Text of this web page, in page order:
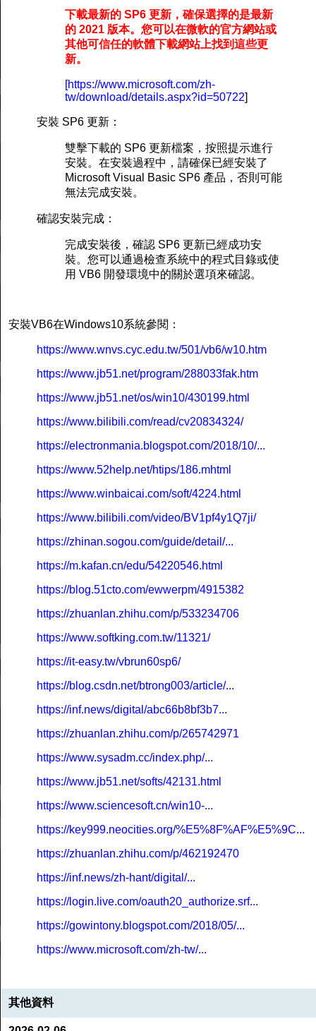
下載最新的 SP6 更新，確保選擇的是最新
的 2021 版本。您可以在微軟的官方網站或
其他可信任的軟體下載網站上找到這些更
新。
[https://www.microsoft.com/zh-
tw/download/details.aspx?id=50722]
安裝 SP6 更新：
雙擊下載的 SP6 更新檔案，按照提示進行
安裝。在安裝過程中，請確保已經安裝了
Microsoft Visual Basic SP6 產品，否則可能
無法完成安裝。
確認安裝完成：
完成安裝後，確認 SP6 更新已經成功安
裝。您可以通過檢查系統中的程式目錄或使
用 VB6 開發環境中的關於選項來確認。
安裝VB6在Windows10系統參閱：
https://www.wnvs.cyc.edu.tw/501/vb6/w10.htm
https://www.jb51.net/program/288033fak.htm
https://www.jb51.net/os/win10/430199.html
https://www.bilibili.com/read/cv20834324/
https://electronmania.blogspot.com/2018/10/...
https://www.52help.net/htips/186.mhtml
https://www.winbaicai.com/soft/4224.html
https://www.bilibili.com/video/BV1pf4y1Q7ji/
https://zhinan.sogou.com/guide/detail/...
https://m.kafan.cn/edu/54220546.html
https://blog.51cto.com/ewwerpm/4915382
https://zhuanlan.zhihu.com/p/533234706
https://www.softking.com.tw/11321/
https://it-easy.tw/vbrun60sp6/
https://blog.csdn.net/btrong003/article/...
https://inf.news/digital/abc66b8bf3b7...
https://zhuanlan.zhihu.com/p/265742971
https://www.sysadm.cc/index.php/...
https://www.jb51.net/softs/42131.html
https://www.sciencesoft.cn/win10-...
https://key999.neocities.org/%E5%8F%AF%E5%9C...
https://zhuanlan.zhihu.com/p/462192470
https://inf.news/zh-hant/digital/...
https://login.live.com/oauth20_authorize.srf...
https://gowintony.blogspot.com/2018/05/...
https://www.microsoft.com/zh-tw/...
其他資料